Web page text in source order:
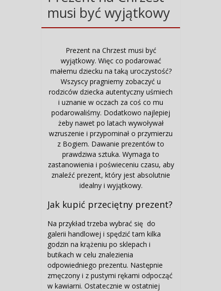
musi być wyjątkowy
Prezent na Chrzest musi być
wyjątkowy. Więc co podarować
małemu dziecku na taką uroczystość?
Wszyscy pragniemy zobaczyć u
rodziców dziecka autentyczny uśmiech
i uznanie w oczach za coś co mu
podarowaliśmy. Dodatkowo najlepiej
żeby nawet po latach wywoływał
wzruszenie i przypominał o przymierzu
z Bogiem. Dawanie prezentów to
prawdziwa sztuka. Wymaga to
zastanowienia i poświeceniu czasu, aby
znaleźć prezent, który jest absolutnie
idealny i wyjątkowy.
Jak kupić przeciętny prezent?
Na przykład trzeba wybrać się do
galerii handlowej i spędzić tam kilka
godzin na krążeniu po sklepach i
butikach w celu znalezienia
odpowiedniego prezentu. Następnie
zmęczony i z pustymi rękami odpocząć
w kawiarni. Ostatecznie w ostatniej